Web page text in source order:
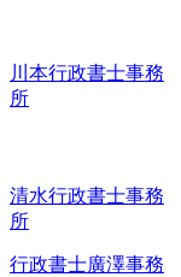
川本行政書士事務
所
清水行政書士事務
所
行政書士廣澤事務